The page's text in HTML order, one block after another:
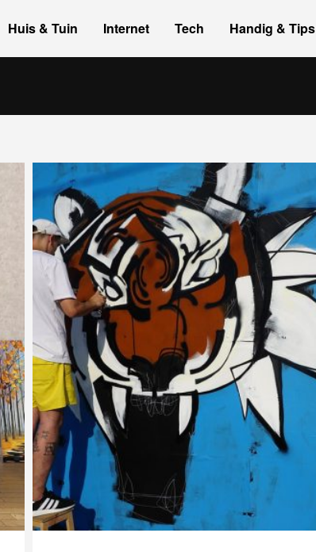
Huis & Tuin Internet Tech Handig & Tips